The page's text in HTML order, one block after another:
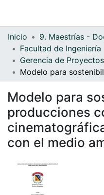
Todo DSpace
Estadísticas
OJS
Paz y salvos
Inicio
9. Maestrías -
Facultad de Ingeniería
Gerencia de Proyectos
Modelo para
producciones
con el medio